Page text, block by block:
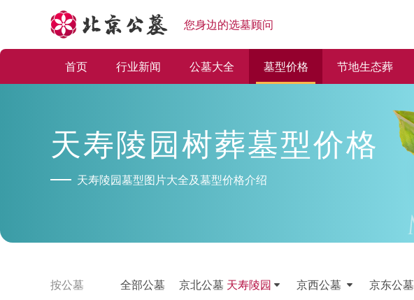
您身边的选墓顾问
首页 行业新闻 公墓大全 墓型价格 节地生态葬
天寿陵园树葬墓型价格
天寿陵园墓型图片大全及墓型价格介绍
按公墓 全部公墓 京北公墓 天寿陵园 京西公墓 京东公墓